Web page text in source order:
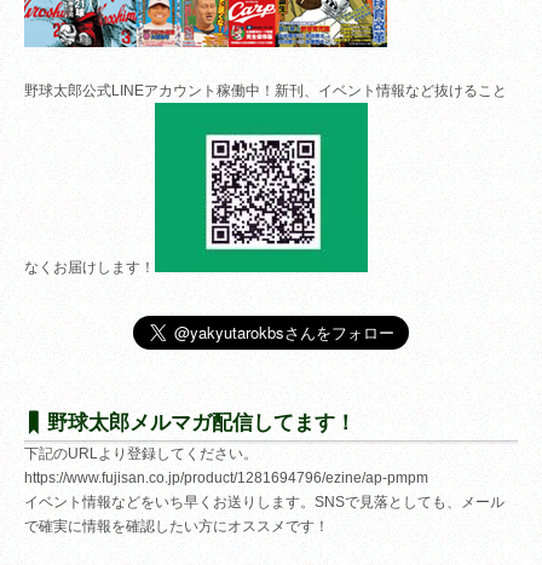
野球太郎公式LINEアカウント稼働中！新刊、イベント情報など抜けること
なくお届けします！
野球太郎メルマガ配信してます！
下記のURLより登録してください。
https://www.fujisan.co.jp/product/1281694796/ezine/ap-pmpm
イベント情報などをいち早くお送りします。SNSで見落としても、メール
で確実に情報を確認したい方にオススメです！